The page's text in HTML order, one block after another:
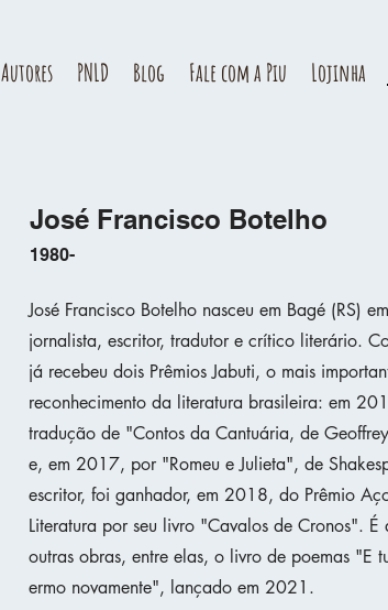
Autores PNLD Blog Fale com a Piu Lojinha
José Francisco Botelho
1980-
José Francisco Botelho nasceu em Bagé (RS)
jornalista, escritor, tradutor e crítico literário.
já recebeu dois Prêmios Jabuti, o mais
reconhecimento da literatura brasileira: em
tradução de "Contos da Cantuária, de
e, em 2017, por "Romeu e Julieta", de
escritor, foi ganhador, em 2018, do Prêmio
Literatura por seu livro "Cavalos de Cronos". É
outras obras, entre elas, o livro de poemas "E
ermo novamente", lançado em 2021.